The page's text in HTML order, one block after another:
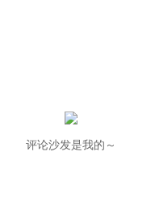
评论沙发是我的～